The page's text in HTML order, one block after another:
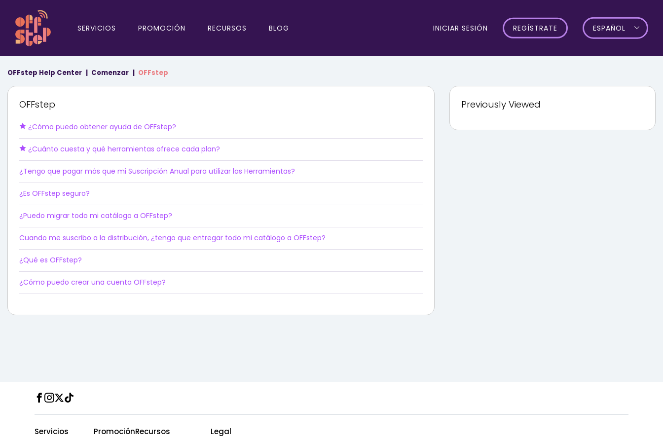
SERVICIOS PROMOCIÓN RECURSOS BLOG INICIAR SESIÓN REGÍSTRATE ESPAÑOL
OFFstep Help Center Comenzar OFFstep
OFFstep
¿Cómo puedo obtener ayuda de OFFstep?
¿Cuánto cuesta y qué herramientas ofrece cada plan?
¿Tengo que pagar más que mi Suscripción Anual para utilizar las Herramientas?
¿Es OFFstep seguro?
¿Puedo migrar todo mi catálogo a OFFstep?
Cuando me suscribo a la distribución, ¿tengo que entregar todo mi catálogo a OFFstep?
¿Qué es OFFstep?
¿Cómo puedo crear una cuenta OFFstep?
Previously Viewed
Facebook
Instagram
Twitter
TikTok
Servicios PromociónRecursos Legal